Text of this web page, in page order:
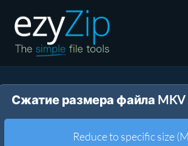
Pаспаковывайте
Конвертировать
Сжатие размера файла MKV
Reduce to specific size